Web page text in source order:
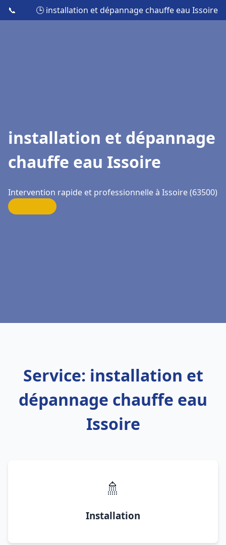
📞 🕒 installation et dépannage chauffe eau Issoire
installation et dépannage
chauffe eau Issoire
Intervention rapide et professionnelle à Issoire (63500)
Service: installation et
dépannage chauffe eau
Issoire
🚿
Installation